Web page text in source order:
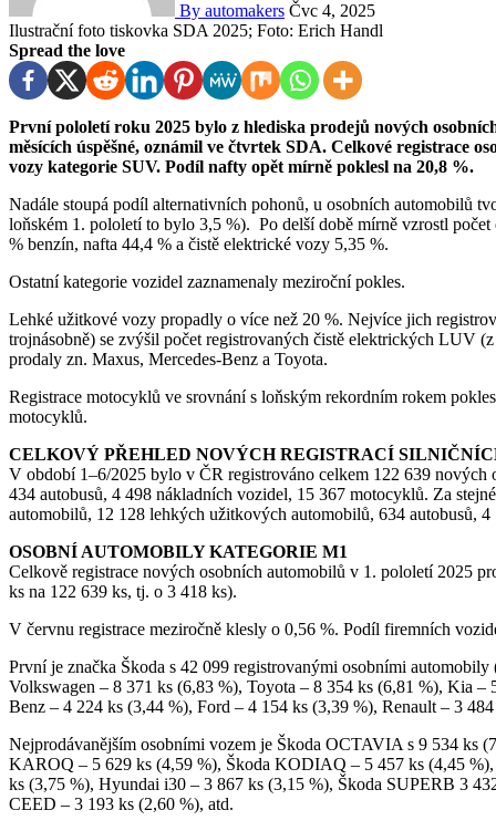
By automakers Čvc 4, 2025
Ilustrační foto tiskovka SDA 2025; Foto: Erich Handl
Spread the love
První pololetí roku 2025 bylo z hlediska prodejů nových osobních automobilů v ČR i přes mírný pokles v minulých dvou
měsících úspěšné, oznámil ve čtvrtek SDA. Celkové registrace
vozy kategorie SUV. Podíl nafty opět mírně poklesl na 20,8 %.
Nadále stoupá podíl alternativních pohonů, u osobních automobilů
loňském 1. pololetí to bylo 3,5 %). Po delší době mírně vzrostl
% benzín, nafta 44,4 % a čistě elektrické vozy 5,35 %.
Ostatní kategorie vozidel zaznamenaly meziroční pokles.
Lehké užitkové vozy propadly o více než 20 %. Nejvíce jich
trojnásobně) se zvýšil počet registrovaných čistě elektrických LUV
prodaly zn. Maxus, Mercedes-Benz a Toyota.
Registrace motocyklů ve srovnání s loňským rekordním rokem
motocyklů.
CELKOVÝ PŘEHLED NOVÝCH REGISTRACÍ
V období 1–6/2025 bylo v ČR registrováno celkem 122 639
434 autobusů, 4 498 nákladních vozidel, 15 367 motocyklů. Za
automobilů, 12 128 lehkých užitkových automobilů, 634 autobusů,
OSOBNÍ AUTOMOBILY KATEGORIE M1
Celkově registrace nových osobních automobilů v 1. pololetí 2025
ks na 122 639 ks, tj. o 3 418 ks).
V červnu registrace meziročně klesly o 0,56 %. Podíl firemních
První je značka Škoda s 42 099 registrovanými osobními
Volkswagen – 8 371 ks (6,83 %), Toyota – 8 354 ks (6,81 %), Kia
Benz – 4 224 ks (3,44 %), Ford – 4 154 ks (3,39 %), Renault – 3
Nejprodávanějším osobními vozem je Škoda OCTAVIA s 9 534 ks
KAROQ – 5 629 ks (4,59 %), Škoda KODIAQ – 5 457 ks (4,45
ks (3,75 %), Hyundai i30 – 3 867 ks (3,15 %), Škoda SUPERB 3
CEED – 3 193 ks (2,60 %), atd.